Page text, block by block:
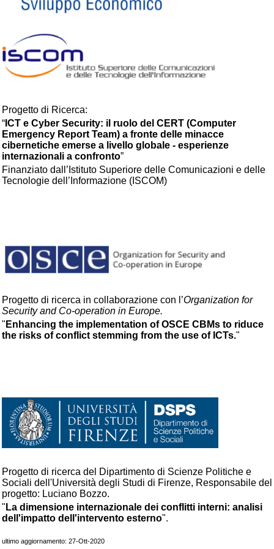
Progetto di Ricerca:
“ ICT e Cyber Security: il ruolo del CERT (Computer
Emergency Report Team) a fronte delle minacce
cibernetiche emerse a livello globale - esperienze
internazionali a confronto”
Finanziato dall’Istituto Superiore delle Comunicazioni e delle
Tecnologie dell’Informazione (ISCOM)
Progetto di ricerca in collaborazione con l’Organization for
Security and Co-operation in Europe.
" Enhancing the implementation of OSCE CBMs to riduce
the risks of conflict stemming from the use of ICTs."
Progetto di ricerca del Dipartimento di Scienze Politiche e
Sociali dell'Università degli Studi di Firenze, Responsabile del
progetto: Luciano Bozzo.
" La dimensione internazionale dei conflitti interni: analisi
dell'impatto dell'intervento esterno".
ultimo aggiornamento: 27-Ott-2020